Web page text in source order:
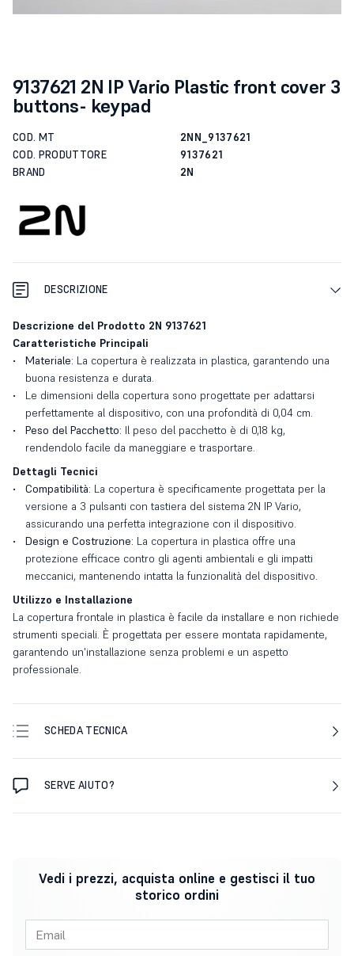
9137621 2N IP Vario Plastic front cover 3
buttons- keypad
COD. MT
2NN_9137621
COD. PRODUTTORE
9137621
BRAND
2N
DESCRIZIONE
Descrizione del Prodotto 2N 9137621
Caratteristiche Principali
Materiale: La copertura è realizzata in plastica, garantendo una
buona resistenza e durata.
Le dimensioni della copertura sono progettate per adattarsi
perfettamente al dispositivo, con una profondità di 0,04 cm.
Peso del Pacchetto: Il peso del pacchetto è di 0,18 kg,
rendendolo facile da maneggiare e trasportare.
Dettagli Tecnici
Compatibilità: La copertura è specificamente progettata per la
versione a 3 pulsanti con tastiera del sistema 2N IP Vario,
assicurando una perfetta integrazione con il dispositivo.
Design e Costruzione: La copertura in plastica offre una
protezione efficace contro gli agenti ambientali e gli impatti
meccanici, mantenendo intatta la funzionalità del dispositivo.
Utilizzo e Installazione
La copertura frontale in plastica è facile da installare e non richiede
strumenti speciali. È progettata per essere montata rapidamente,
garantendo un'installazione senza problemi e un aspetto
professionale.
SCHEDA TECNICA
SERVE AIUTO?
Vedi i prezzi, acquista online e gestisci il tuo
storico ordini